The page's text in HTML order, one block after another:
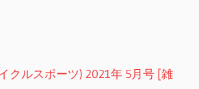
イクルスポーツ) 2021年 5月号 [雑